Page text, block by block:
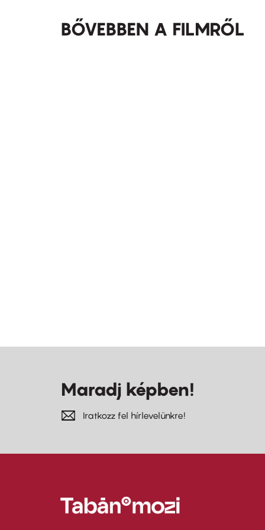
BŐVEBBEN A FILMRŐL
Maradj képben!
Iratkozz fel hírlevelünkre!